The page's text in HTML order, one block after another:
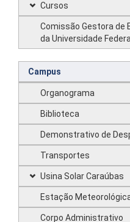
Cursos
Comissão Gestora de
da Universidade
Campus
Organograma
Biblioteca
Demonstrativo de
Transportes
Usina Solar Caraúbas
Estação
Corpo Administrativo